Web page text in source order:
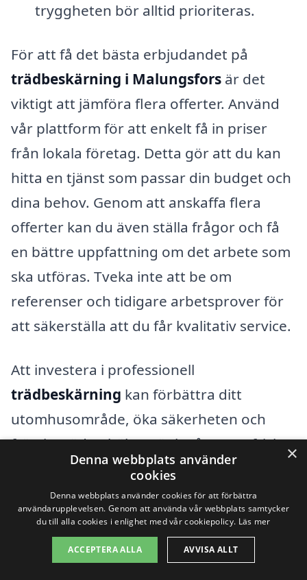
tryggheten bör alltid prioriteras.
För att få det bästa erbjudandet på
trädbeskärning i Malungsfors är det
viktigt att jämföra flera offerter. Använd
vår plattform för att enkelt få in priser
från lokala företag. Detta gör att du kan
hitta en tjänst som passar din budget och
dina behov. Genom att anskaffa flera
offerter kan du även ställa frågor och få
en bättre uppfattning om det arbete som
ska utföras. Tveka inte att be om
referenser och tidigare arbetsprover för
att säkerställa att du får kvalitativ service.
Att investera i professionell
trädbeskärning kan förbättra ditt
utomhusområde, öka säkerheten och
främja träden hälsa. Tänk på att ett friskt
träd både ser vackert ut och bidrar till en
bättre miljö. Kontakta oss idag för att
hitta rätt expert förträdbeskärning i
Malungsforsoch få ett skräddarsytt
förslag som passar just dina behov.
×
Denna webbplats använder
cookies
Denna webbplats använder cookies för att förbättra
användarupplevelsen. Genom att använda vår webbplats samtycker
du till alla cookies i enlighet med vår cookiepolicy. Läs mer
ACCEPTERA ALLA AVVISA ALLT